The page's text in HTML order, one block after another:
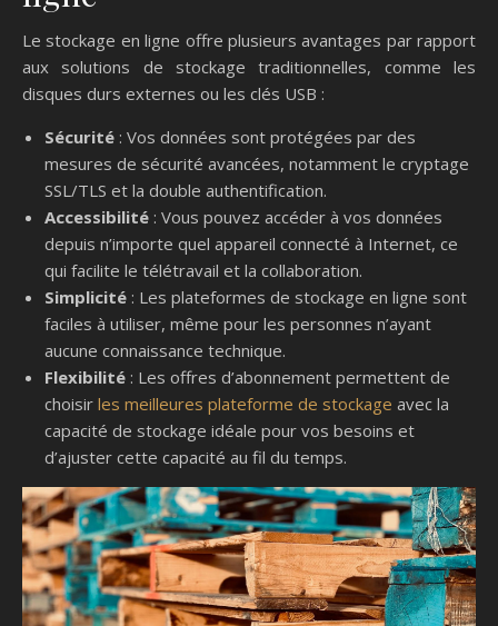
Le stockage en ligne offre plusieurs avantages par rapport
aux solutions de stockage traditionnelles, comme les
disques durs externes ou les clés USB :
Sécurité : Vos données sont protégées par des
mesures de sécurité avancées, notamment le cryptage
SSL/TLS et la double authentification.
Accessibilité : Vous pouvez accéder à vos données
depuis n’importe quel appareil connecté à Internet, ce
qui facilite le télétravail et la collaboration.
Simplicité : Les plateformes de stockage en ligne sont
faciles à utiliser, même pour les personnes n’ayant
aucune connaissance technique.
Flexibilité : Les offres d’abonnement permettent de
choisir les meilleures plateforme de stockage avec la
capacité de stockage idéale pour vos besoins et
d’ajuster cette capacité au fil du temps.